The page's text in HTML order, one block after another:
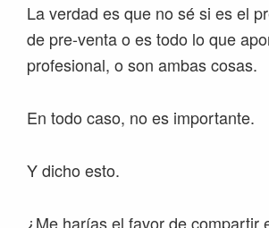
La verdad es que no sé si es el
de pre-venta o es todo lo que
profesional, o son ambas cosas.
En todo caso, no es importante.
Y dicho esto.
¿Me harías el favor de compartir